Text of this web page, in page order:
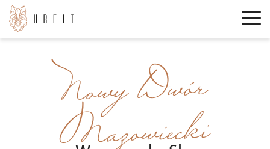
Nowy Dwór